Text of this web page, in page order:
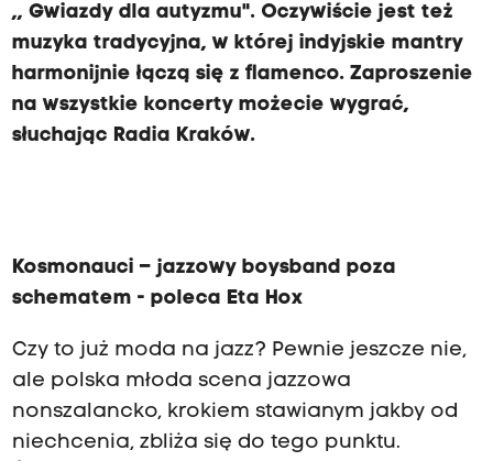
,, Gwiazdy dla autyzmu". Oczywiście jest też
muzyka tradycyjna, w której indyjskie mantry
harmonijnie łączą się z flamenco. Zaproszenie
na wszystkie koncerty możecie wygrać,
słuchając Radia Kraków.
Kosmonauci – jazzowy boysband poza
schematem - poleca Eta Hox
Czy to już moda na jazz? Pewnie jeszcze nie,
ale polska młoda scena jazzowa
nonszalancko, krokiem stawianym jakby od
niechcenia, zbliża się do tego punktu.